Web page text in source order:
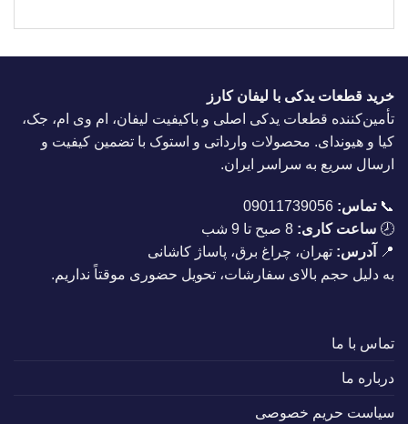
خرید قطعات یدکی با لیفان کارز
تأمین‌کننده قطعات یدکی اصلی و باکیفیت لیفان، ام وی ام، جک،
کیا و هیوندای. محصولات وارداتی و استوک با تضمین کیفیت و
ارسال سریع به سراسر ایران.
📞تماس: 09011739056
🕗 ساعت کاری:
📍
آدرس: تهران، چراغ برق، پاساژ کاشانی
به دلیل حجم بالای سفارشات، تحویل حضوری موقتاً نداریم.
تماس با ما
درباره ما
سیاست حریم خصوصی